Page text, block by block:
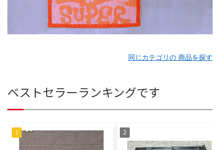
同じカテゴリの 商品を探す
ベストセラーランキングです